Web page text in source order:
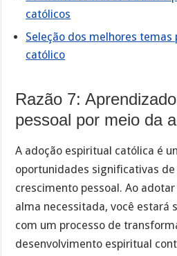
católicos
Seleção dos melhores temas
católico
Razão 7:
pessoal por meio da
A adoção espiritual católica é
oportunidades significativas
crescimento pessoal. Ao
alma necessitada, você estará
com um processo de
desenvolvimento espiritual